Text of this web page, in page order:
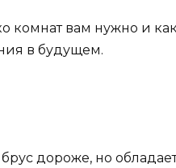
комнат вам нужно и
в будущем.
дороже, но